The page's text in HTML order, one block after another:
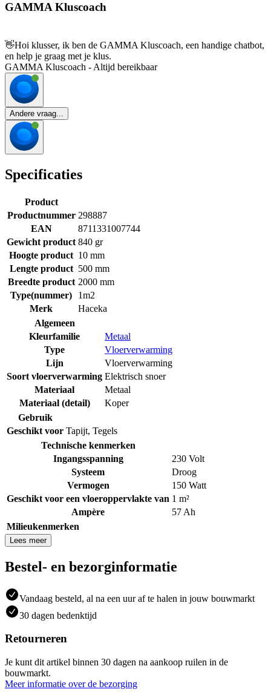
GAMMA Kluscoach
👋Hoi klusser, ik ben de GAMMA Kluscoach, een handige chatbot,
en help je graag met je klus.
GAMMA Kluscoach - Altijd bereikbaar
Andere vraag...
Specificaties
Product
Productnummer 298887
EAN
8711331007744
Gewicht product 840 gr
Hoogte product 10 mm
Lengte product 500 mm
Breedte product 2000 mm
Type(nummer)
1m2
Merk
Haceka
Algemeen
Kleurfamilie
Metaal
Type
Vloerverwarming
Lijn
Vloerverwarming
Soort vloerverwarming Elektrisch snoer
Materiaal
Metaal
Materiaal (detail)
Koper
Gebruik
Geschikt voor Tapijt, Tegels
Technische kenmerken
Ingangsspanning
230 Volt
Systeem
Droog
Vermogen
150 Watt
Geschikt voor een vloeroppervlakte van 1 m²
Ampère
57 Ah
Milieukenmerken
Lees meer
Bestel- en bezorginformatie
Vandaag besteld, al na een uur af te halen in jouw bouwmarkt
30 dagen bedenktijd
Retourneren
Je kunt dit artikel binnen 30 dagen na aankoop ruilen in de
bouwmarkt.
Meer informatie over de bezorging